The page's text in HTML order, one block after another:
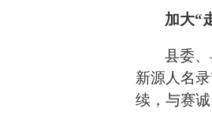
加大“
县委
新源人名
续，与赛